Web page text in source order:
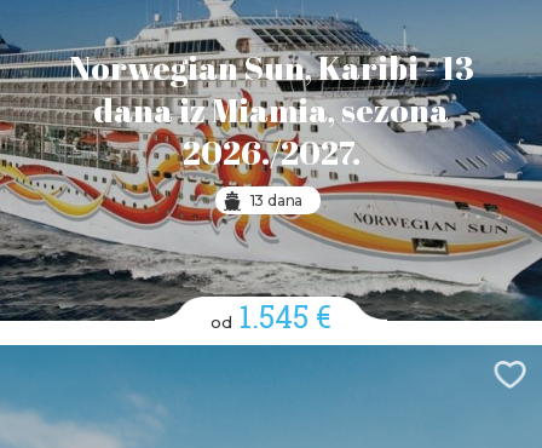
Norwegian Sun, Karibi - 13
dana iz Miamia, sezona
2026./2027.
13 dana
od 1.545 €